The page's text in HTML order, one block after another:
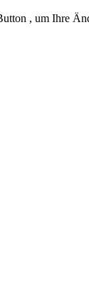
, um Ihre